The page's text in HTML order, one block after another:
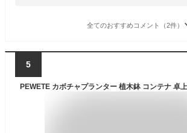
全てのおすすめコメント（2件）
5